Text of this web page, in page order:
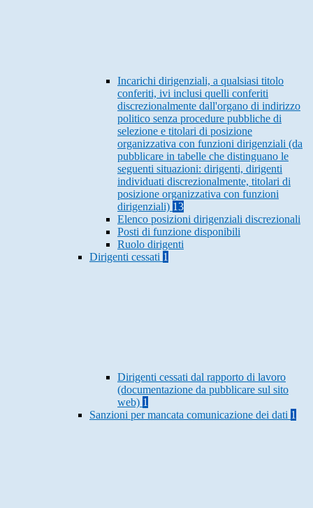
Incarichi dirigenziali, a qualsiasi titolo
conferiti, ivi inclusi quelli conferiti
discrezionalmente dall'organo di indirizzo
politico senza procedure pubbliche di
selezione e titolari di posizione
organizzativa con funzioni dirigenziali (da
pubblicare in tabelle che distinguano le
seguenti situazioni: dirigenti, dirigenti
individuati discrezionalmente, titolari di
posizione organizzativa con funzioni
dirigenziali) 13
Elenco posizioni dirigenziali discrezionali
Posti di funzione disponibili
Ruolo dirigenti
Dirigenti cessati 1
Dirigenti cessati dal rapporto di lavoro
(documentazione da pubblicare sul sito
web) 1
Sanzioni per mancata comunicazione dei dati 1